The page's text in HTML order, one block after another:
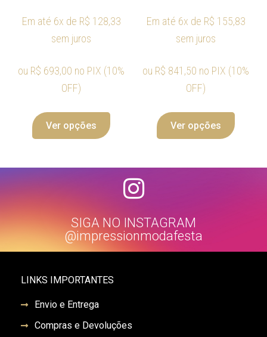
Em até 6x de R$ 128,33
sem juros
ou R$ 693,00 no PIX (10%
OFF)
Ver opções
Em até 6x de R$ 155,83
sem juros
ou R$ 841,50 no PIX (10%
OFF)
Ver opções
SIGA NO INSTAGRAM
@impressionmodafesta
LINKS IMPORTANTES
Envio e Entrega
Compras e Devoluções